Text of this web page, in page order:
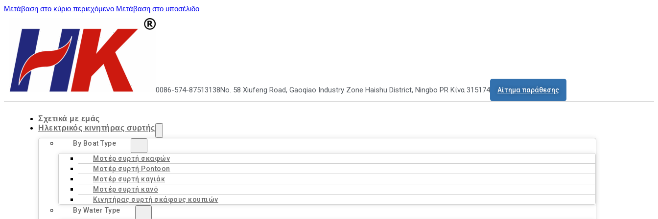
Μετάβαση στο κύριο περιεχόμενο Μετάβαση στο υποσέλιδο
0086-574-87513138No. 58 Xiufeng Road, Gaoqiao Industry Zone Haishu District, Ningbo PR Κίνα 315174 Αίτημα παράθεσης
Σχετικά με εμάς
Ηλεκτρικός κινητήρας συρτής
By Boat Type
Μοτέρ συρτή σκαφών
Μοτέρ συρτή Pontoon
Μοτέρ συρτή καγιάκ
Μοτέρ συρτή κανό
Κινητήρας συρτή σκάφους κουπιών
By Water Type